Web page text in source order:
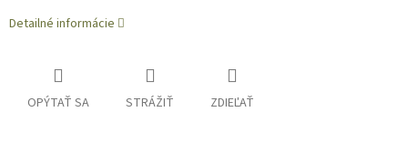
Detailné informácie
OPÝTAŤ SA STRÁŽIŤ ZDIEĽAŤ